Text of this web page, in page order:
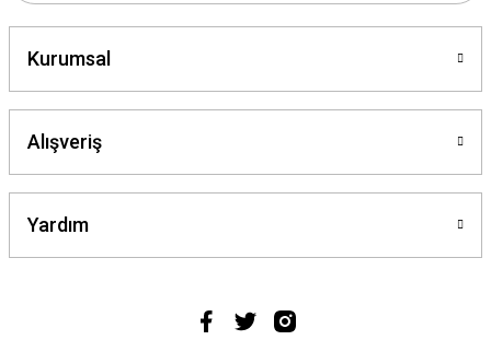
Kurumsal
Alışveriş
Yardım